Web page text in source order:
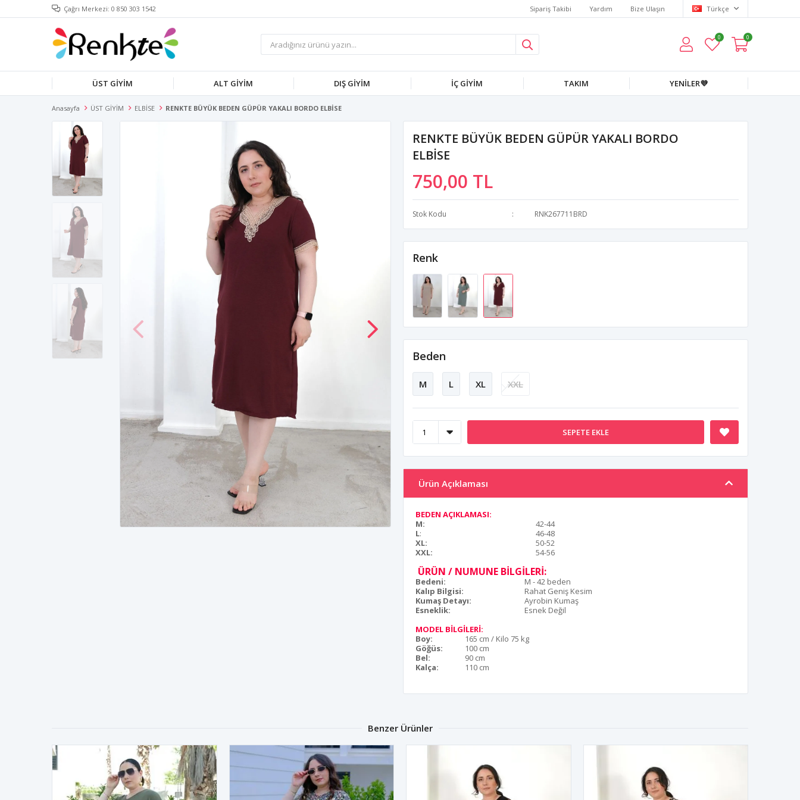
Çağrı Merkezi: 0 850 303 1542 Sipariş Takibi Yardım Bize Ulaşın Türkçe
0 0
ÜST GİYİM ALT GİYİM DIŞ GİYİM İÇ GİYİM TAKIM YENİLER💜
Anasayfa ÜST GİYİM ELBİSE RENKTE BÜYÜK BEDEN GÜPÜR YAKALI BORDO ELBİSE
RENKTE BÜYÜK BEDEN GÜPÜR YAKALI BORDO
ELBİSE
750,00 TL
Stok Kodu RNK267711BRD
Renk
Beden
M L XL XXL
SEPETE EKLE
Ürün Açıklaması
BEDEN AÇIKLAMASI:
M:
42-44
L:
46-48
XL:
50-52
XXL:
54-56
ÜRÜN / NUMUNE BİLGİLERİ:
Bedeni:
M - 42 beden
Kalıp Bilgisi:
Rahat Geniş Kesim
Kumaş Detayı:
Ayrobin Kumaş
Esneklik:
Esnek Değil
MODEL BİLGİLERİ:
Boy:
165 cm / Kilo 75 kg
Göğüs:
100 cm
Bel:
90 cm
Kalça:
110 cm
Benzer Ürünler